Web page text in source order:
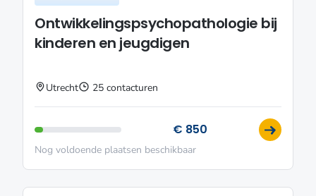
Ontwikkelingspsychopathologie bij
kinderen en jeugdigen
Utrecht 25 contacturen
€ 850
Nog voldoende plaatsen beschikbaar